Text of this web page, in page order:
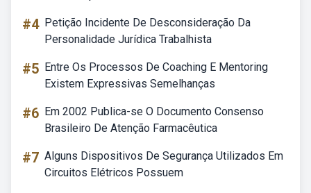
#4 Petição Incidente De Desconsideração Da
Personalidade Jurídica Trabalhista
#5 Entre Os Processos De Coaching E Mentoring
Existem Expressivas Semelhanças
#6 Em 2002 Publica-se O Documento Consenso
Brasileiro De Atenção Farmacêutica
#7 Alguns Dispositivos De Segurança Utilizados Em
Circuitos Elétricos Possuem